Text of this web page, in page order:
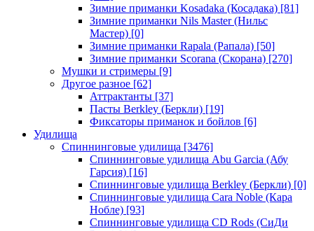
Зимние приманки Kosadaka (Косадака) [81]
Зимние приманки Nils Master (Нильс
Мастер) [0]
Зимние приманки Rapala (Рапала) [50]
Зимние приманки Scorana (Скорана) [270]
Мушки и стримеры [9]
Другое разное [62]
Аттрактанты [37]
Пасты Berkley (Беркли) [19]
Фиксаторы приманок и бойлов [6]
Удилища
Спиннинговые удилища [3476]
Спиннинговые удилища Abu Garcia (Абу
Гарсия) [16]
Спиннинговые удилища Berkley (Беркли) [0]
Спиннинговые удилища Cara Noble (Кара
Нобле) [93]
Спиннинговые удилища CD Rods (СиДи